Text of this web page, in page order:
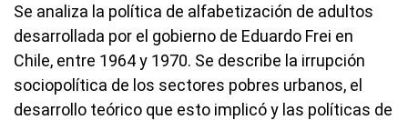
Se analiza la política de alfabetización de adultos
desarrollada por el gobierno de Eduardo Frei en
Chile, entre 1964 y 1970. Se describe la irrupción
sociopolítica de los sectores pobres urbanos, el
desarrollo teórico que esto implicó y las políticas de